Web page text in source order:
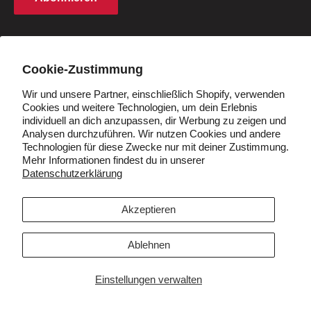
Cookie-Zustimmung
Wir und unsere Partner, einschließlich Shopify, verwenden
Cookies und weitere Technologien, um dein Erlebnis
individuell an dich anzupassen, dir Werbung zu zeigen und
Analysen durchzuführen. Wir nutzen Cookies und andere
Technologien für diese Zwecke nur mit deiner Zustimmung.
Mehr Informationen findest du in unserer
Datenschutzerklärung
Einstellungen verwalten
Akzeptieren
Ablehnen
Cookie -Richtlinie
Studentenrabatt
Deutschland (EUR €)
Folgen Sie uns
Wir akzeptieren
Unterstützt von Shopify